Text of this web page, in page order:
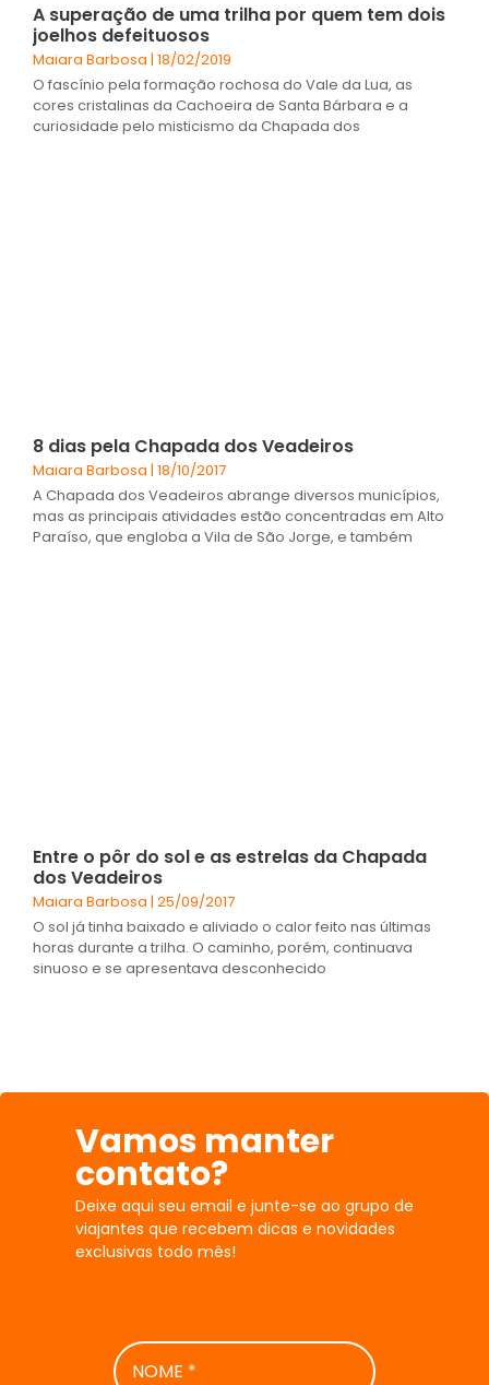
A superação de uma trilha por quem tem dois
joelhos defeituosos
Maiara Barbosa 18/02/2019
O fascínio pela formação rochosa do Vale da Lua, as
cores cristalinas da Cachoeira de Santa Bárbara e a
curiosidade pelo misticismo da Chapada dos
8 dias pela Chapada dos Veadeiros
Maiara Barbosa 18/10/2017
A Chapada dos Veadeiros abrange diversos municípios,
mas as principais atividades estão concentradas em Alto
Paraíso, que engloba a Vila de São Jorge, e também
Entre o pôr do sol e as estrelas da Chapada
dos Veadeiros
Maiara Barbosa 25/09/2017
O sol já tinha baixado e aliviado o calor feito nas últimas
horas durante a trilha. O caminho, porém, continuava
sinuoso e se apresentava desconhecido
Vamos manter
contato?
Deixe aqui seu email e junte-se ao grupo de
viajantes que recebem dicas e novidades
exclusivas todo mês!
NOME
*